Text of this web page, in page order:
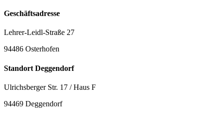
Geschäftsadresse
Lehrer-Leidl-Straße 27
94486 Osterhofen
Standort Deggendorf
Ulrichsberger Str. 17 / Haus F
94469 Deggendorf